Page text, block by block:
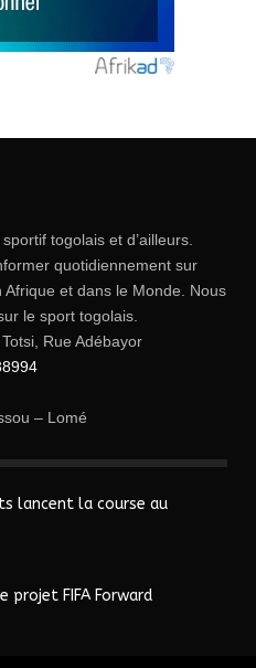
togolais et d’ailleurs.
quotidiennement sur
Afrique et dans le Monde. Nous
le sport togolais.
Rue Adébayor
– Lomé
lancent la course au
projet FIFA Forward